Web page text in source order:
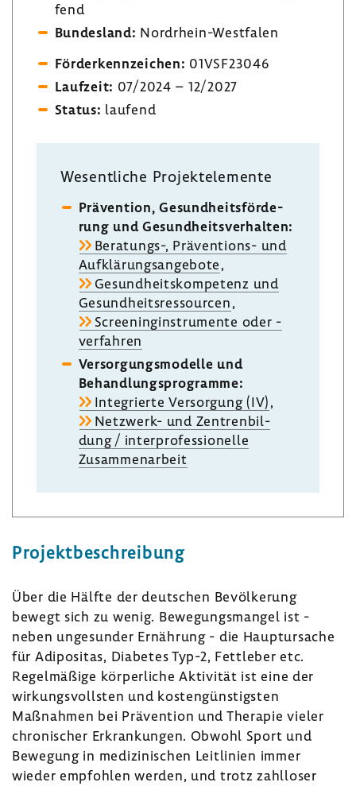
fend
Bundes­land: Nordrhein-​Westfalen
Förder­kenn­zei­chen: 01VSF23046
Lauf­zeit: 07/2024 – 12/2027
Status: laufend
Wesent­liche Projekt­ele­mente
Präven­tion, Gesund­heits­för­de­
rung und Gesund­heits­ver­halten:
Beratungs-​, Präventions-​ und
Aufklä­rungs­an­ge­bote,
Gesund­heits­kom­pe­tenz und
Gesund­heits­res­sourcen,
Scree­nin­g­in­stru­mente oder -​
verfahren
Versor­gungs­mo­delle und
Behand­lungs­pro­gramme:
Inte­grierte Versor­gung (IV),
Netzwerk-​ und Zentren­bil­
dung / inter­pro­fes­sio­nelle
Zusam­men­ar­beit
Projekt­be­schrei­bung
Über die Hälfte der deut­schen Bevöl­ke­rung
bewegt sich zu wenig. Bewe­gungs­mangel ist -
neben unge­sunder Ernäh­rung - die Haupt­ur­sache
für Adipo­sitas, Diabetes Typ-2, Fett­leber etc.
Regel­mä­ßige körper­liche Akti­vität ist eine der
wirkungs­vollsten und kosten­güns­tigsten
Maßnahmen bei Präven­tion und Therapie vieler
chro­ni­scher Erkran­kungen. Obwohl Sport und
Bewe­gung in medi­zi­ni­schen Leit­li­nien immer
wieder empfohlen werden, und trotz zahl­loser